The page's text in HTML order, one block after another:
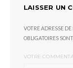
LAISSER UN
VOTRE ADRESSE DE
OBLIGATOIRES
VOTRE